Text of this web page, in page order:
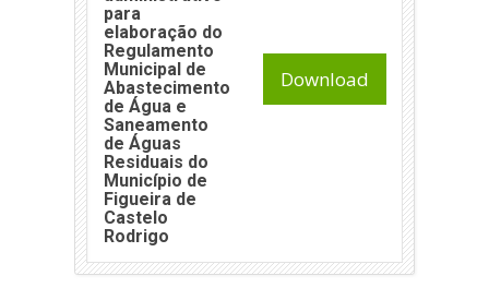
para
elaboração do
Regulamento
Municipal de
Abastecimento
de Água e
Saneamento
de Águas
Residuais do
Município de
Figueira de
Castelo
Rodrigo
Download